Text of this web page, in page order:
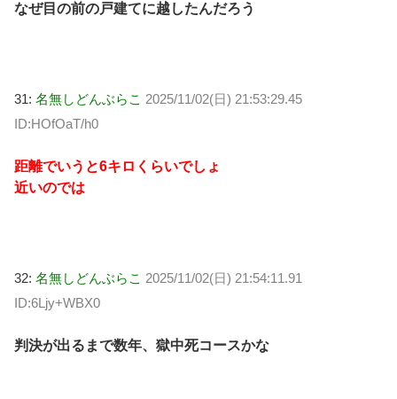
なぜ目の前の戸建てに越したんだろう
31: 名無しどんぶらこ 2025/11/02(日) 21:53:29.45
ID:HOfOaT/h0
距離でいうと6キロくらいでしょ
近いのでは
32: 名無しどんぶらこ 2025/11/02(日) 21:54:11.91
ID:6Ljy+WBX0
判決が出るまで数年、獄中死コースかな